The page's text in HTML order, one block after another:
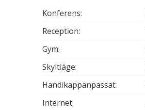
Konferens:
Reception:
Gym:
Skyltläge:
Handikappanpassat:
Internet: